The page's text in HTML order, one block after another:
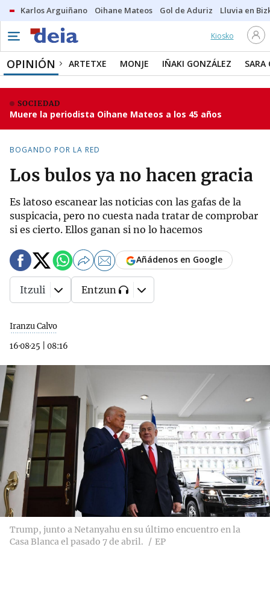
Karlos Arguiñano Oihane Mateos Gol de Aduriz Lluvia en
Kiosko
OPINIÓN ARTETXE MONJE IÑAKI GONZÁLEZ SARA
SOCIEDAD
Muere la periodista Oihane Mateos a los 45 años
BOGANDO POR LA RED
Los bulos ya no hacen gracia
Es latoso escanear las noticias con las gafas de la
suspicacia, pero no cuesta nada tratar de comprobar
si es cierto. Ellos ganan si no lo hacemos
Iranzu Calvo
16·08·25
08:16
Añádenos en Google
Itzuli Entzun
Trump, junto a Netanyahu en su último encuentro en la
Casa Blanca el pasado 7 de abril.
EP